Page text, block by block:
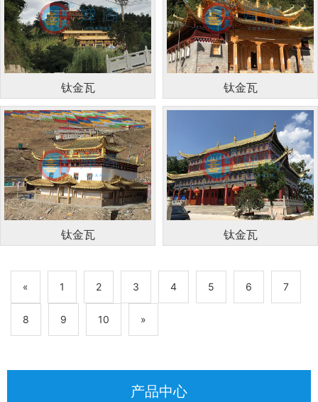
钛金瓦 钛金瓦
钛金瓦 钛金瓦
« 1 2 3 4 5 6 7
8 9 10 »
产品中心